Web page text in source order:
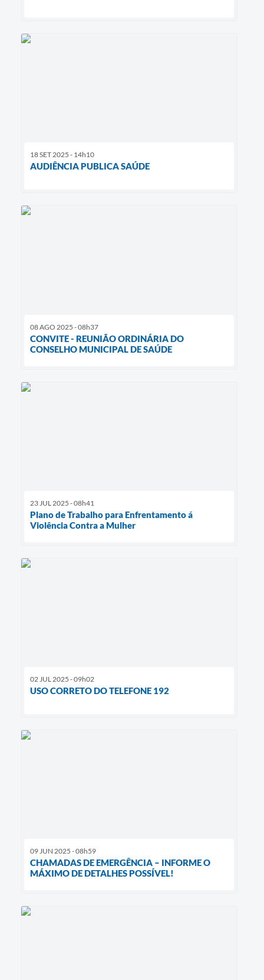
18 SET 2025 - 14h10
AUDIÊNCIA PUBLICA SAÚDE
08 AGO 2025 - 08h37
CONVITE - REUNIÃO ORDINÁRIA DO
CONSELHO MUNICIPAL DE SAÚDE
23 JUL 2025 - 08h41
Plano de Trabalho para Enfrentamento á
Violência Contra a Mulher
02 JUL 2025 - 09h02
USO CORRETO DO TELEFONE 192
09 JUN 2025 - 08h59
CHAMADAS DE EMERGÊNCIA – INFORME O
MÁXIMO DE DETALHES POSSÍVEL!